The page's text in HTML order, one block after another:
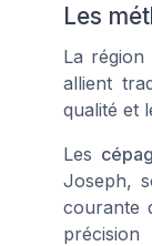
Les
La
allient
qualité et
Les
Joseph,
courante